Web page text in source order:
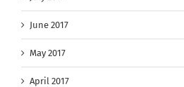
June 2017
May 2017
April 2017